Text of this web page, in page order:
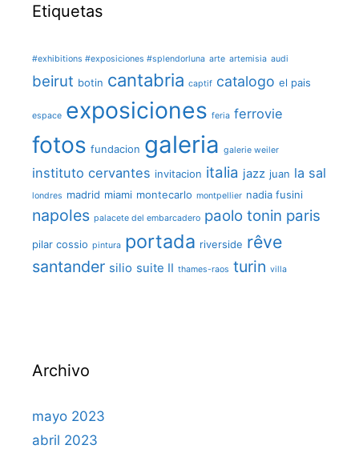
Etiquetas
#exhibitions #exposiciones #splendorluna arte artemisia audi
beirut botin cantabria captif catalogo el pais
espace exposiciones feria ferrovie
fotos fundacion galeria galerie weiler
instituto cervantes invitacion italia jazz juan la sal
londres madrid miami montecarlo montpellier nadia fusini
napoles palacete del embarcadero paolo tonin paris
pilar cossio pintura portada riverside rêve
santander silio suite II thames-raos turin villa
Archivo
mayo 2023
abril 2023